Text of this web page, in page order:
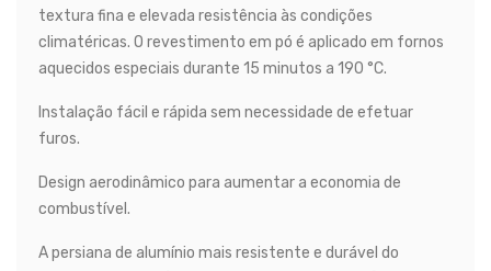
textura fina e elevada resistência às condições
climatéricas. O revestimento em pó é aplicado em fornos
aquecidos especiais durante 15 minutos a 190 °C.
Instalação fácil e rápida sem necessidade de efetuar
furos.
Design aerodinâmico para aumentar a economia de
combustível.
A persiana de alumínio mais resistente e durável do